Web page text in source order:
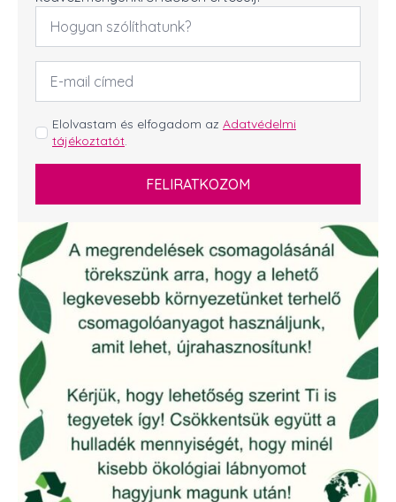
Név
Email
cím
GDPR
*
Elolvastam és elfogadom az Adatvédelmi
tájékoztatót.
FELIRATKOZOM